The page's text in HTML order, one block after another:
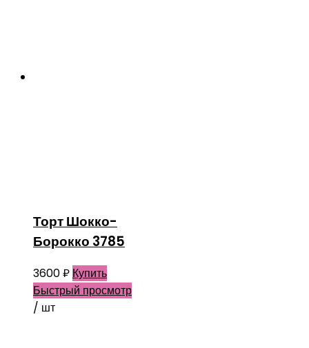
Торт Шокко-
Борокко 3785
3600₽ Купить
Быстрый просмотр
/ шт